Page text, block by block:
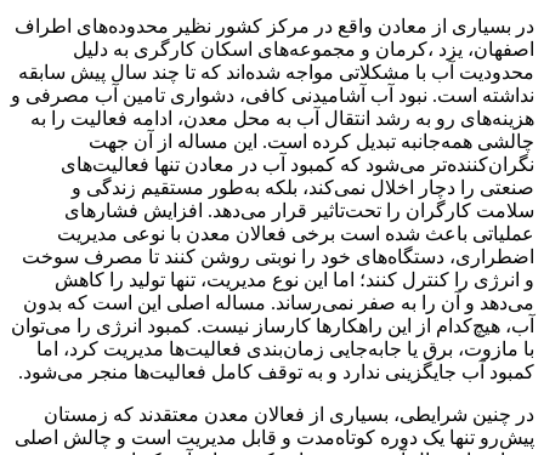
در بسیاری از معادن واقع در مرکز کشور نظیر محدوده‌های اطراف
اصفهان، یزد ،کرمان و مجموعه‌های اسکان کارگری به دلیل
محدودیت آب با مشکلاتی مواجه شده‌اند که تا چند سال پیش سابقه
نداشته است. نبود آب آشامیدنی کافی، دشواری تامین آب مصرفی و
هزینه‌های رو به رشد انتقال آب به محل معدن، ادامه فعالیت را به
چالشی همه‌جانبه تبدیل کرده است. این مساله از آن جهت
نگران‌کننده‌تر می‌شود که کمبود آب در معادن تنها فعالیت‌های
صنعتی را دچار اخلال نمی‌کند، بلکه به‌طور مستقیم زندگی و
سلامت کارگران را تحت‌تاثیر قرار می‌دهد. افزایش فشارهای
عملیاتی باعث شده است برخی فعالان معدن با نوعی مدیریت
اضطراری، دستگاه‌های خود را نوبتی روشن کنند تا مصرف سوخت
و انرژی را کنترل کنند؛ اما این نوع مدیریت، تنها تولید را کاهش
می‌دهد و آن را به صفر نمی‌رساند. مساله اصلی این است که بدون
آب، هیچ‌کدام از این راهکارها کارساز نیست. کمبود انرژی را می‌توان
با مازوت، برق یا جابه‌جایی زمان‌بندی فعالیت‌ها مدیریت کرد، اما
کمبود آب جایگزینی ندارد و به توقف کامل فعالیت‌ها منجر می‌شود.
در چنین شرایطی، بسیاری از فعالان معدن معتقدند که زمستان
پیش‌رو تنها یک دوره کوتاه‌مدت و قابل مدیریت است و چالش اصلی